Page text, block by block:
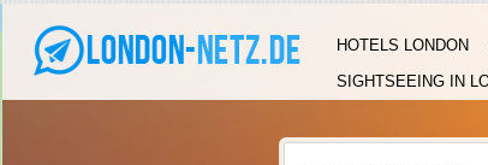
HOTELS LONDON
SIGHTSEEING IN